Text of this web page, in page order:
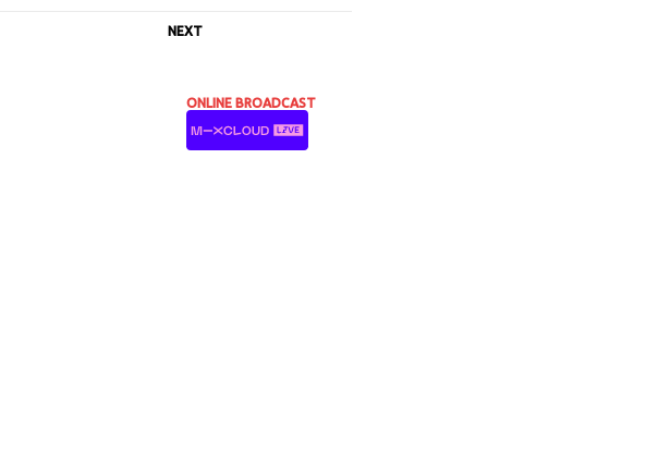
NEXT
ONLINE BROADCAST